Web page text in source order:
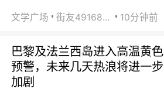
文学广场 街友49168527 10分钟前
巴黎及法兰西岛进入高温黄色
预警，未来几天热浪将进一步
加剧